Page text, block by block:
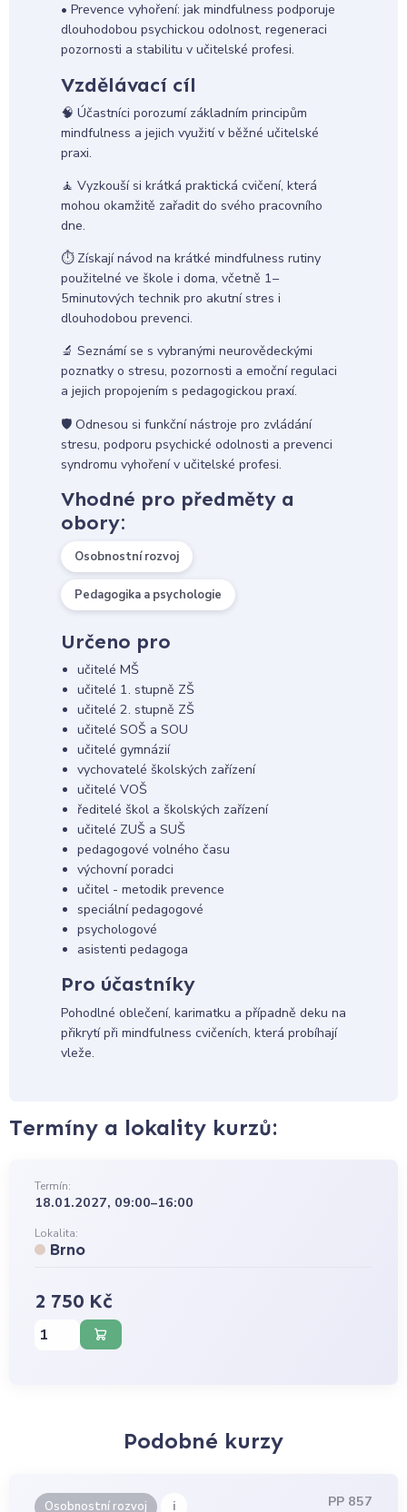
• Prevence vyhoření: jak mindfulness podporuje
dlouhodobou psychickou odolnost, regeneraci
pozornosti a stabilitu v učitelské profesi.
Vzdělávací cíl
🧠 Účastníci porozumí základním principům
mindfulness a jejich využití v běžné učitelské
praxi.
🧘 Vyzkouší si krátká praktická cvičení, která
mohou okamžitě zařadit do svého pracovního
dne.
⏱️ Získají návod na krátké mindfulness rutiny
použitelné ve škole i doma, včetně 1–
5minutových technik pro akutní stres i
dlouhodobou prevenci.
🔬 Seznámí se s vybranými neurovědeckými
poznatky o stresu, pozornosti a emoční regulaci
a jejich propojením s pedagogickou praxí.
🛡️ Odnesou si funkční nástroje pro zvládání
stresu, podporu psychické odolnosti a prevenci
syndromu vyhoření v učitelské profesi.
Vhodné pro předměty a
obory:
Osobnostní rozvoj
Pedagogika a psychologie
Určeno pro
učitelé MŠ
učitelé 1. stupně ZŠ
učitelé 2. stupně ZŠ
učitelé SOŠ a SOU
učitelé gymnázií
vychovatelé školských zařízení
učitelé VOŠ
ředitelé škol a školských zařízení
učitelé ZUŠ a SUŠ
pedagogové volného času
výchovní poradci
učitel - metodik prevence
speciální pedagogové
psychologové
asistenti pedagoga
Pro účastníky
Pohodlné oblečení, karimatku a případně deku na
přikrytí při mindfulness cvičeních, která probíhají
vleže.
Termíny a lokality kurzů:
Termín:
18.01.2027, 09:00–16:00
Lokalita:
Brno
2 750 Kč
Podobné kurzy
Osobnostní rozvoj i PP 857